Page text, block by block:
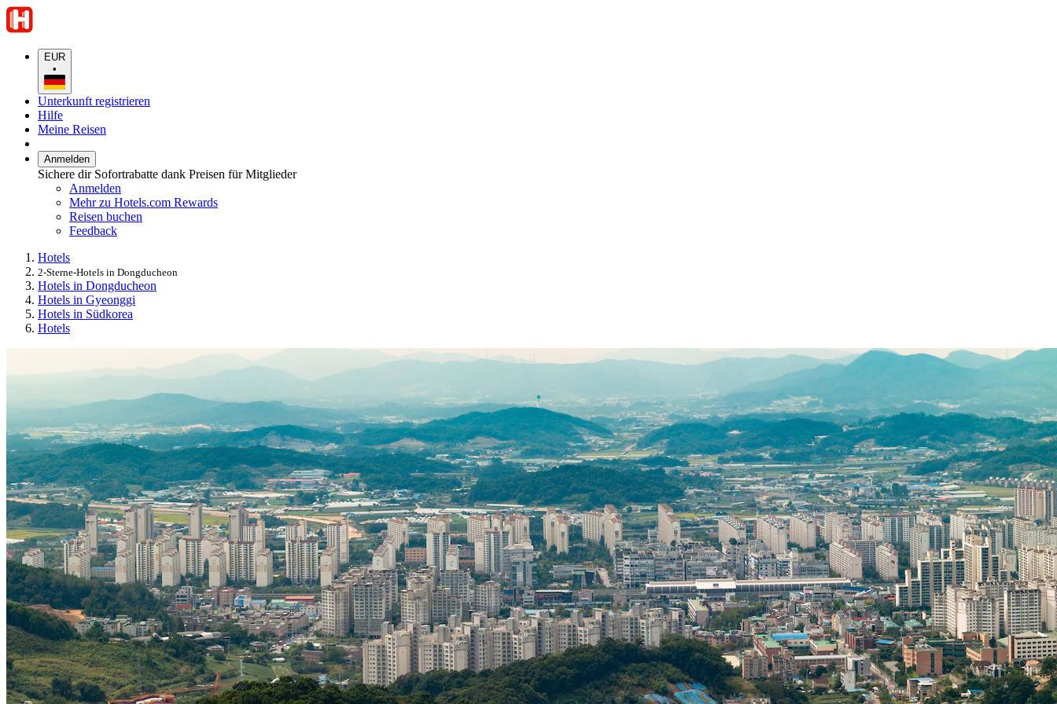
EUR
•
Unterkunft registrieren
Hilfe
Meine Reisen
Anmelden
Sichere dir Sofortrabatte dank Preisen für Mitglieder
Anmelden
Mehr zu Hotels.com Rewards
Reisen buchen
Feedback
Hotels
2-Sterne-Hotels in Dongducheon
Hotels in Dongducheon
Hotels in Gyeonggi
Hotels in Südkorea
Hotels